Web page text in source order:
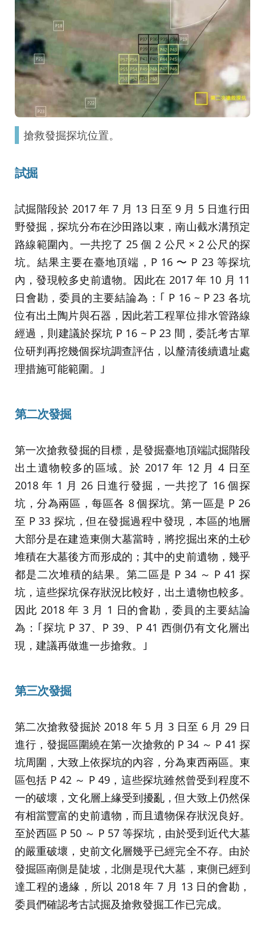
搶救發掘探坑位置。
試掘
試掘階段於 2017 年 7 月 13 日至 9 月 5 日進行田
野發掘，探坑分布在沙田路以東，南山截水溝預定
路線範圍內。一共挖了 25 個 2 公尺 × 2 公尺的探
坑。結果主要在臺地頂端，P 16 〜 P 23 等探坑
內，發現較多史前遺物。因此在 2017 年 10 月 11
日會勘，委員的主要結論為：｢ P 16 ~ P 23 各坑
位有出土陶片與石器，因此若工程單位排水管路線
經過，則建議於探坑 P 16 ~ P 23 間，委託考古單
位研判再挖幾個探坑調查評估，以釐清後續遺址處
理措施可能範圍。｣
第二次發掘
第一次搶救發掘的目標，是發掘臺地頂端試掘階段
出土遺物較多的區域。於 2017 年 12 月 4 日至
2018 年 1 月 26 日進行發掘，一共挖了 16 個探
坑，分為兩區，每區各 8 個探坑。第一區是 P 26
至 P 33 探坑，但在發掘過程中發現，本區的地層
大部分是在建造東側大墓當時，將挖掘出來的土砂
堆積在大墓後方而形成的；其中的史前遺物，幾乎
都是二次堆積的結果。第二區是 P 34 ～ P 41 探
坑，這些探坑保存狀況比較好，出土遺物也較多。
因此 2018 年 3 月 1 日的會勘，委員的主要結論
為：｢探坑 P 37、P 39、P 41 西側仍有文化層出
現，建議再做進一步搶救。｣
第三次發掘
第二次搶救發掘於 2018 年 5 月 3 日至 6 月 29 日
進行，發掘區圍繞在第一次搶救的 P 34 ～ P 41 探
坑周圍，大致上依探坑的內容，分為東西兩區。東
區包括 P 42 ～ P 49，這些探坑雖然曾受到程度不
一的破壞，文化層上緣受到擾亂，但大致上仍然保
有相當豐富的史前遺物，而且遺物保存狀況良好。
至於西區 P 50 ～ P 57 等探坑，由於受到近代大墓
的嚴重破壞，史前文化層幾乎已經完全不存。由於
發掘區南側是陡坡，北側是現代大墓，東側已經到
達工程的邊緣，所以 2018 年 7 月 13 日的會勘，
委員們確認考古試掘及搶救發掘工作已完成。